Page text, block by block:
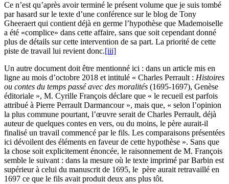
Ce n’est qu’après avoir terminé le présent volume que je suis tombé
par hasard sur le texte d’une conférence sur le blog de Tony
Gheeraert qui contient déjà en germe l’hypothèse que Mademoiselle
a été «complice» dans cette affaire, sans que soit cependant donné
plus de détails sur cette inter­vention de sa part. La priorité de cette
piste de travail lui revient donc.[iii]
Un autre document doit être mentionné ici : dans un article mis en
ligne au mois d’octobre 2018 et intitulé « Charles Perrault : Histoires
ou contes du temps passé avec des moralités (1695-1697), Genèse
éditoriale », M. Cyrille François déclare que « le recueil est parfois
attribué à Pierre Perrault Darmancour », mais que, « selon l’opinion
la plus commune pourtant, l’œuvre serait de Charles Perrault, déjà
auteur de quelques contes en vers, ou du moins, le père aurait-il
finalisé un travail commencé par le fils. Les compa­raisons présentées
ici dévoilent des éléments en faveur de cette hypothèse ». Sans que
la chose soit explicitement énoncée, le raisonnement de M. François
semble le suivant : dans la mesure où le texte imprimé par Barbin est
supé­rieur à celui du manuscrit de 1695, le père aurait retravaillé en
1697 ce que le fils avait produit deux ans plus tôt.